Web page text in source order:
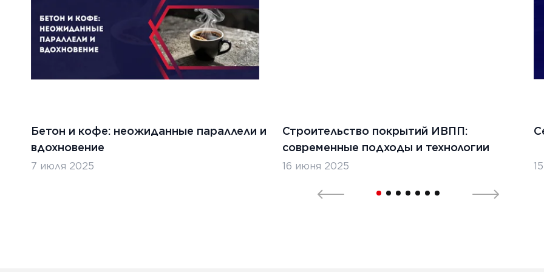
Бетон и кофе: неожиданные параллели и
вдохновение
7 июля 2025
Строительство покрытий ИВПП:
современные подходы и технологии
16 июня 2025